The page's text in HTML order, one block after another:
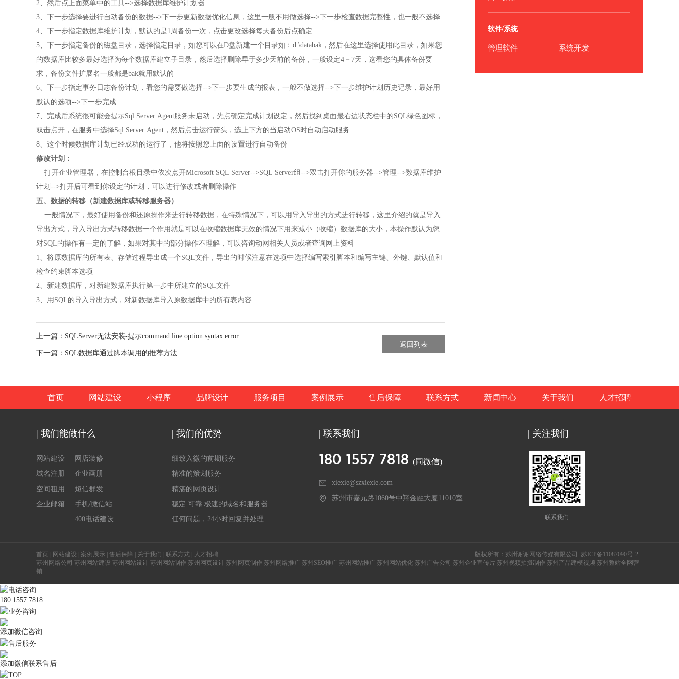
2、然后点上面菜单中的工具-->选择数据库维护计划器
3、下一步选择要进行自动备份的数据-->下一步更新数据优化信息，这里一般不用做选择-->下一步检查数据完整性，也一般不选择
4、下一步指定数据库维护计划，默认的是1周备份一次，点击更改选择每天备份后点确定
5、下一步指定备份的磁盘目录，选择指定目录，如您可以在D盘新建一个目录如：d:\databak，然后在这里选择使用此目录，如果您
的数据库比较多最好选择为每个数据库建立子目录，然后选择删除早于多少天前的备份，一般设定4－7天，这看您的具体备份要
求，备份文件扩展名一般都是bak就用默认的
6、下一步指定事务日志备份计划，看您的需要做选择-->下一步要生成的报表，一般不做选择-->下一步维护计划历史记录，最好用
默认的选项-->下一步完成
7、完成后系统很可能会提示Sql Server Agent服务未启动，先点确定完成计划设定，然后找到桌面最右边状态栏中的SQL绿色图标，
双击点开，在服务中选择Sql Server Agent，然后点击运行箭头，选上下方的当启动OS时自动启动服务
8、这个时候数据库计划已经成功的运行了，他将按照您上面的设置进行自动备份
修改计划：
打开企业管理器，在控制台根目录中依次点开Microsoft SQL Server-->SQL Server组-->双击打开你的服务器-->管理-->数据库维护
计划-->打开后可看到你设定的计划，可以进行修改或者删除操作
五、数据的转移（新建数据库或转移服务器）
一般情况下，最好使用备份和还原操作来进行转移数据，在特殊情况下，可以用导入导出的方式进行转移，这里介绍的就是导入
导出方式，导入导出方式转移数据一个作用就是可以在收缩数据库无效的情况下用来减小（收缩）数据库的大小，本操作默认为您
对SQL的操作有一定的了解，如果对其中的部分操作不理解，可以咨询动网相关人员或者查询网上资料
1、将原数据库的所有表、存储过程导出成一个SQL文件，导出的时候注意在选项中选择编写索引脚本和编写主键、外键、默认值和
检查约束脚本选项
2、新建数据库，对新建数据库执行第一步中所建立的SQL文件
3、用SQL的导入导出方式，对新数据库导入原数据库中的所有表内容
上一篇：SQLServer无法安装-提示command line option syntax error
下一篇：SQL数据库通过脚本调用的推荐方法
返回列表
软件/系统
管理软件 系统开发
首页 网站建设 小程序 品牌设计 服务项目 案例展示 售后保障 联系方式 新闻中心 关于我们 人才招聘
| 我们能做什么
网站建设
域名注册
空间租用
企业邮箱
网店装修
企业画册
短信群发
手机/微信站
400电话建设
| 我们的优势
细致入微的前期服务
精准的策划服务
精湛的网页设计
稳定 可靠 极速的域名和服务器
任何问题，24小时回复并处理
| 联系我们
180 1557 7818(同微信)
xiexie@szxiexie.com
苏州市嘉元路1060号中翔金融大厦11010室
| 关注我们
联系我们
版权所有： 苏州谢谢网络传媒有限公司 苏ICP备11087090号-2
首页 网站建设 案例展示 售后保障 关于我们 联系方式
人才招聘
苏州网络公司 苏州网站建设 苏州网站设计 苏州网站制作 苏州网页设计 苏州网页制作 苏州网络推广 苏州SEO推广 苏州网站推广 苏州网站优化 苏州广告公司 苏州企业宣传片 苏州视频拍摄制作 苏州产品建模视频 苏州整站全网营
销
电话咨询
180 1557 7818
业务咨询
添加微信咨询
售后服务
添加微信联系售后
TOP